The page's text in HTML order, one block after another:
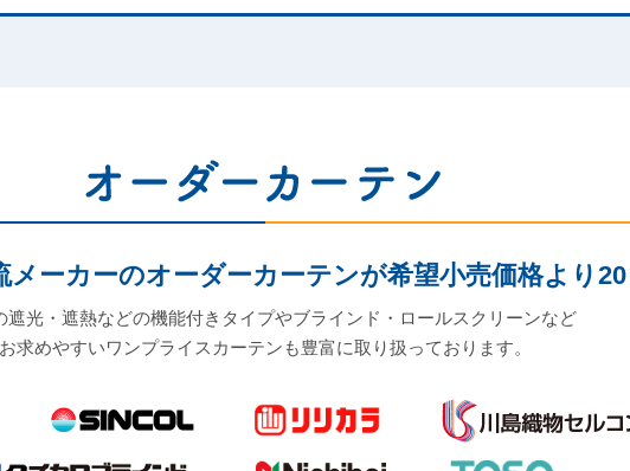
メーカーのオーダーカーテンが希望小売価格より
遮光・遮熱などの機能付きタイプやブラインド・ロールスクリーンなど
お求めやすいワンプライスカーテンも豊富に取り扱っております。